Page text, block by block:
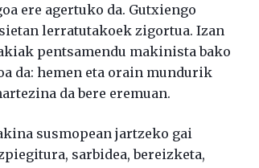
ere agertuko da. Gutxiengo
lerratutakoek zigortua. Izan
pentsamendu makinista bako
da: hemen eta orain mundurik
da bere eremuan.
susmopean jartzeko gai
sarbidea, bereizketa,